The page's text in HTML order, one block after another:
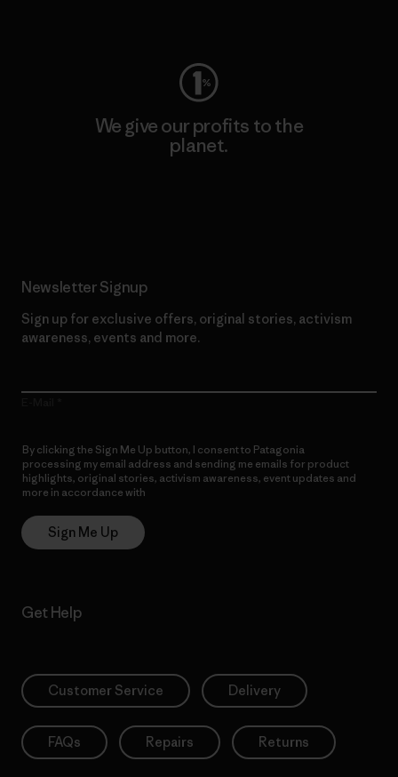
We give our profits to the
planet.
Newsletter Signup
Sign up for exclusive offers, original stories, activism
awareness, events and more.
By clicking the Sign Me Up button, I consent to Patagonia
processing my email address and sending me emails for product
highlights, original stories, activism awareness, event updates and
more in accordance with
Sign Me Up
Get Help
Customer Service Delivery
FAQs Repairs Returns